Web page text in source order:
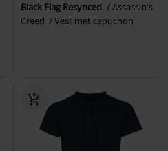
Black Flag Resynced
Assassin's
Creed
Vest met capuchon